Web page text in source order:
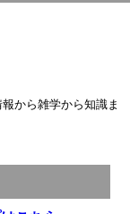
から雑学から知識ま